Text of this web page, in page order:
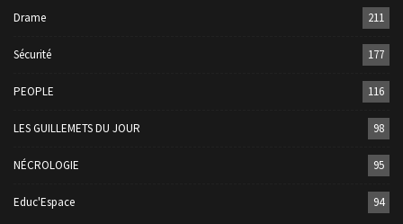
Drame 211
Sécurité 177
PEOPLE 116
LES GUILLEMETS DU JOUR 98
NÉCROLOGIE 95
Educ'Espace 94